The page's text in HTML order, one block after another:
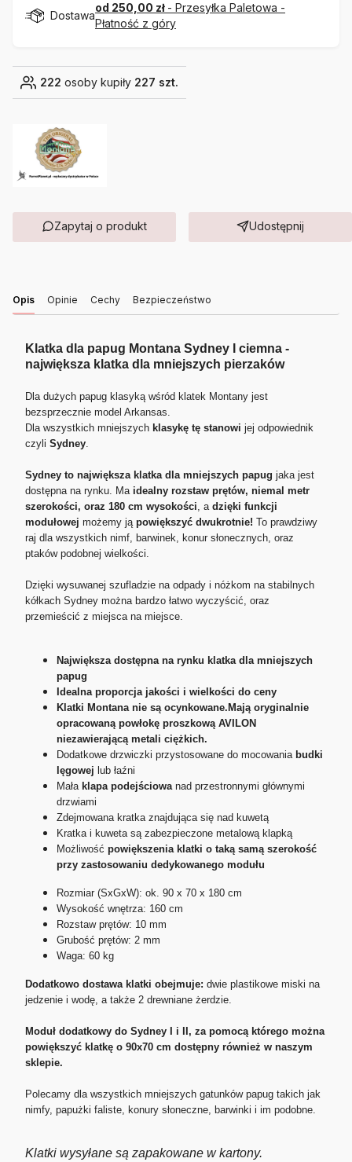
Dostawa
od 250,00 zł - Przesyłka Paletowa -
Płatność z góry
222 osoby kupiły 227 szt.
Zapytaj o produkt Udostępnij
Opis Opinie Cechy Bezpieczeństwo
Klatka dla papug Montana Sydney I ciemna -
największa klatka dla mniejszych pierzaków
Dla dużych papug klasyką wśród klatek Montany jest
bezsprzecznie model Arkansas.
Dla wszystkich mniejszych klasykę tę stanowi jej odpowiednik
czyli Sydney.
Sydney to największa klatka dla mniejszych papug jaka jest
dostępna na rynku. Ma idealny rozstaw prętów, niemal metr
szerokości, oraz 180 cm wysokości, a dzięki funkcji
modułowej możemy ją powiększyć dwukrotnie! To prawdziwy
raj dla wszystkich nimf, barwinek, konur słonecznych, oraz
ptaków podobnej wielkości.
Dzięki wysuwanej szufladzie na odpady i nóżkom na stabilnych
kółkach Sydney można bardzo łatwo wyczyścić, oraz
przemieścić z miejsca na miejsce.
Największa dostępna na rynku klatka dla mniejszych
papug
Idealna proporcja jakości i wielkości do ceny
Klatki Montana nie są ocynkowane.Mają oryginalnie
opracowaną powłokę proszkową AVILON
niezawierającą metali ciężkich.
Dodatkowe drzwiczki przystosowane do mocowania budki
lęgowej lub łaźni
Mała klapa podejściowanad przestronnymi głównymi
drzwiami
Zdejmowana kratka znajdująca się nad kuwetą
Kratka i kuweta są zabezpieczone metalową klapką
Możliwość powiększenia klatki o taką samą szerokość
przy zastosowaniu dedykowanego modułu
Rozmiar (SxGxW): ok. 90 x 70 x 180 cm
Wysokość wnętrza: 160 cm
Rozstaw prętów: 10 mm
Grubość prętów: 2 mm
Waga: 60 kg
Dodatkowo dostawa klatki obejmuje: dwie plastikowe miski na
jedzenie i wodę, a także 2 drewniane żerdzie.
Moduł dodatkowy do Sydney I i II, za pomocą którego można
powiększyć klatkę o 90x70 cm dostępny również w naszym
sklepie.
Polecamy dla wszystkich mniejszych gatunków papug takich jak
nimfy, papużki faliste, konury słoneczne, barwinki i im podobne.
Klatki wysyłane są zapakowane w kartony.